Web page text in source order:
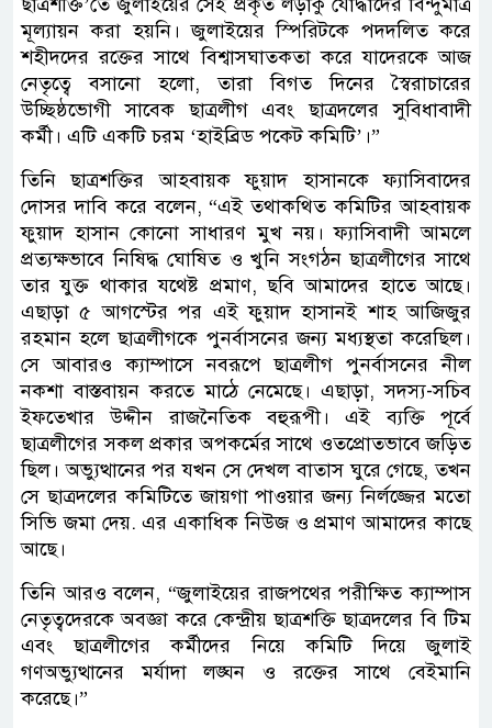
মূল্যায়ন করা হয়নি। জুলাইয়ের স্পিরিটকে পদদলিত করে
শহীদদের রক্তের সাথে বিশ্বাসঘাতকতা করে যাদেরকে আজ
নেতৃত্বে বসানো হলো, তারা বিগত দিনের স্বৈরাচারের
উচ্ছিষ্ঠভোগী সাবেক ছাত্রলীগ এবং ছাত্রদলের সুবিধাবাদী
কর্মী। এটি একটি চরম ‘হাইব্রিড পকেট কমিটি’।”
তিনি ছাত্রশক্তির আহবায়ক ফুয়াদ হাসানকে ফ্যাসিবাদের
দোসর দাবি করে বলেন, “এই তথাকথিত কমিটির আহবায়ক
ফুয়াদ হাসান কোনো সাধারণ মুখ নয়। ফ্যাসিবাদী আমলে
প্রত্যক্ষভাবে নিষিদ্ধ ঘোষিত ও খুনি সংগঠন ছাত্রলীগের সাথে
তার যুক্ত থাকার যথেষ্ট প্রমাণ, ছবি আমাদের হাতে আছে।
এছাড়া ৫ আগস্টের পর এই ফুয়াদ হাসানই শাহ আজিজুর
রহমান হলে ছাত্রলীগকে পুনর্বাসনের জন্য মধ্যস্থতা করেছিল।
সে আবারও ক্যাম্পাসে নবরূপে ছাত্রলীগ পুনর্বাসনের নীল
নকশা বাস্তবায়ন করতে মাঠে নেমেছে। এছাড়া, সদস্য-সচিব
ইফতেখার উদ্দীন রাজনৈতিক বহুরূপী। এই ব্যক্তি পূর্বে
ছাত্রলীগের সকল প্রকার অপকর্মের সাথে ওতপ্রোতভাবে জড়িত
ছিল। অভ্যুত্থানের পর যখন সে দেখল বাতাস ঘুরে গেছে, তখন
সে ছাত্রদলের কমিটিতে জায়গা পাওয়ার জন্য নির্লজ্জের মতো
সিভি জমা দেয়. এর একাধিক নিউজ ও প্রমাণ আমাদের কাছে
আছে।
তিনি আরও বলেন, “জুলাইয়ের রাজপথের পরীক্ষিত ক্যাম্পাস
নেতৃত্বদেরকে অবজ্ঞা করে কেন্দ্রীয় ছাত্রশক্তি ছাত্রদলের বি টিম
এবং ছাত্রলীগের কর্মীদের নিয়ে কমিটি দিয়ে জুলাই
গণঅভ্যুত্থানের মর্যাদা লঙ্ঘন ও রক্তের সাথে বেইমানি
করেছে।”